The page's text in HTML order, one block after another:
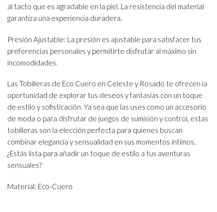
al tacto que es agradable en la piel. La resistencia del material
garantiza una experiencia duradera.
Presión Ajustable: La presión es ajustable para satisfacer tus
preferencias personales y permitirte disfrutar al máximo sin
incomodidades.
Las Tobilleras de Eco Cuero en Celeste y Rosado te ofrecen la
oportunidad de explorar tus deseos y fantasías con un toque
de estilo y sofisticación. Ya sea que las uses como un accesorio
de moda o para disfrutar de juegos de sumisión y control, estas
tobilleras son la elección perfecta para quienes buscan
combinar elegancia y sensualidad en sus momentos íntimos.
¿Estás lista para añadir un toque de estilo a tus aventuras
sensuales?
Material: Eco-Cuero